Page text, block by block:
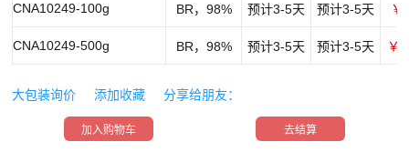
CNA10249-100g BR，98% 预计3-5天 预计3-5天 ￥
CNA10249-500g BR，98% 预计3-5天 预计3-5天 ￥
大包装询价 添加收藏 分享给朋友：
加入购物车 去结算